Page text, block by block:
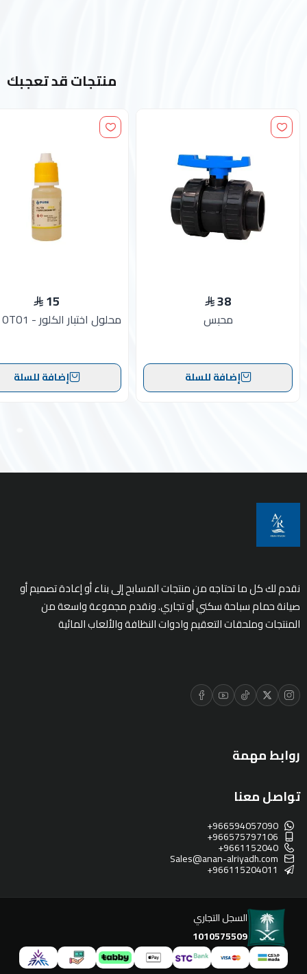
منتجات قد تعجبك
38
محبس
إضافة للسلة
15
محلول اختبار الكلور - PURE OTO1
إضافة للسلة
نقدم لك كل ما تحتاجه من منتجات المسابح إلى بناء أو إعادة تصميم أو
صيانة حمام سباحة سكني أو تجاري. ونقدم مجموعة واسعة من
المنتجات وملحقات التعقيم وادوات النظافة والألعاب المائية
روابط مهمة
تواصل معنا
+966594057090
+966575797106
+9661152040
Sales@anan-alriyadh.com
+966115204011
السجل التجاري
1010575509